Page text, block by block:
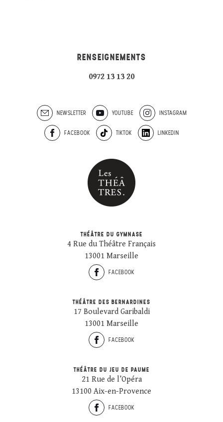
RENSEIGNEMENTS
0972 13 13 20
NEWSLETTER YOUTUBE INSTAGRAM
FACEBOOK TIKTOK LINKEDIN
THÉÂTRE DU GYMNASE
4 Rue du Théâtre Français
13001 Marseille
FACEBOOK
THÉÂTRE DES BERNARDINES
17 Boulevard Garibaldi
13001 Marseille
FACEBOOK
THÉÂTRE DU JEU DE PAUME
21 Rue de l’Opéra
13100 Aix-en-Provence
FACEBOOK